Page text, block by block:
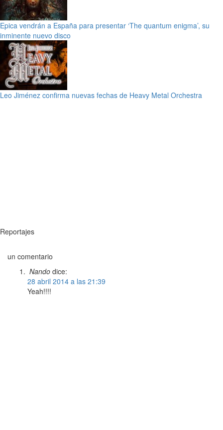
Epica vendrán a España para presentar ‘The quantum enigma’, su
inminente nuevo disco
Leo Jiménez confirma nuevas fechas de Heavy Metal Orchestra
Reportajes
un comentario
Nando dice:
28 abril 2014 a las 21:39
Yeah!!!!